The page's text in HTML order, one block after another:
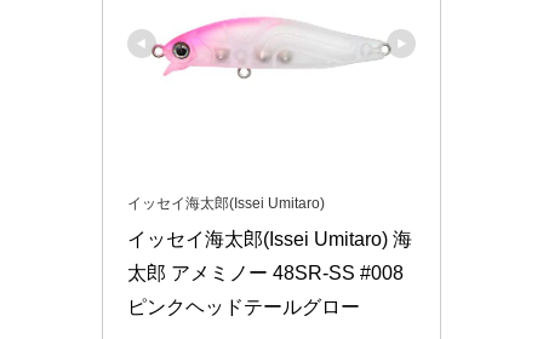
イッセイ海太郎(Issei Umitaro)
イッセイ海太郎(Issei Umitaro) 海
太郎 アメミノー 48SR-SS #008
ピンクヘッドテールグロー